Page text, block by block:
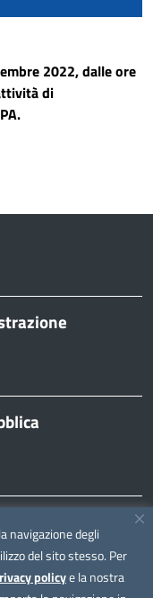
navigazione degli
del sito stesso. Per
policye la nostra
2022, dalle ore
di